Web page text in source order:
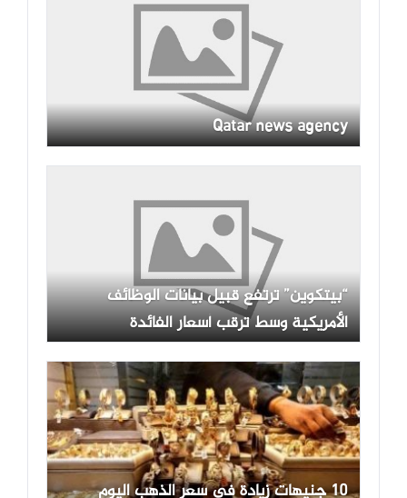
Qatar news agency
“بيتكوين” ترتفع قبيل بيانات الوظائف
الأمريكية وسط ترقب أسعار الفائدة
10 جنيهات زيادة في سعر الذهب اليوم